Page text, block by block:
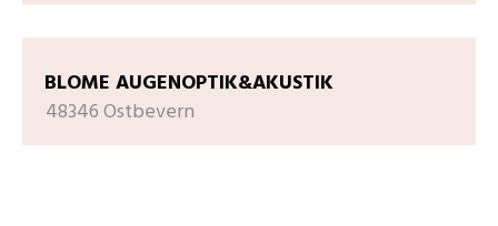
BLOME AUGENOPTIK&AKUSTIK
48346 Ostbevern